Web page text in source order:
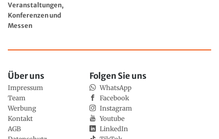
Veranstaltungen,
Konferenzen und
Messen
Über uns
Impressum
Team
Werbung
Kontakt
AGB
Folgen Sie uns
WhatsApp
Facebook
Instagram
Youtube
LinkedIn